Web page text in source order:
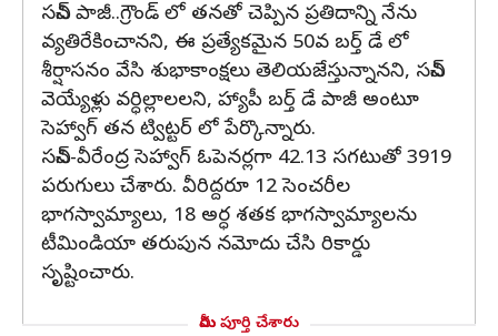
సచిన్ పాజీ..గ్రౌండ్ లో తనతో చెప్పిన ప్రతిదాన్ని నేను
వ్యతిరేకించానని, ఈ ప్రత్యేకమైన 50వ బర్త్ డే లో
శీర్షాసనం వేసి శుభాకాంక్షలు తెలియజేస్తున్నానని, సచిన్
వెయ్యేళ్లు వర్ధిల్లాలలని, హ్యాపీ బర్త్ డే పాజీ అంటూ
సెహ్వాగ్ తన ట్విట్టర్ లో పేర్కొన్నారు.
సచిన్-వీరేంద్ర సెహ్వాగ్ ఓపెనర్లగా 42.13 సగటుతో 3919
పరుగులు చేశారు. వీరిద్దరూ 12 సెంచరీల
భాగస్వామ్యాలు, 18 అర్ధ శతక భాగస్వామ్యాలను
టీమిండియా తరుపున నమోదు చేసి రికార్డు
సృష్టించారు.
మీరు పూర్తి చేశారు